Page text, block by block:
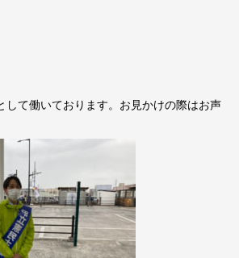
して働いております。お見かけの際はお声